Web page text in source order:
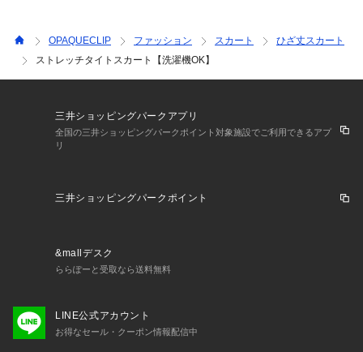
OPAQUECLIP ファッション スカート
ひざ丈スカート
ストレッチタイトスカート【洗濯機OK】
三井ショッピングパークアプリ
全国の三井ショッピングパークポイント対象施設でご利用できるアプ
リ
三井ショッピングパークポイント
&mallデスク
ららぽーと受取なら送料無料
LINE公式アカウント
お得なセール・クーポン情報配信中